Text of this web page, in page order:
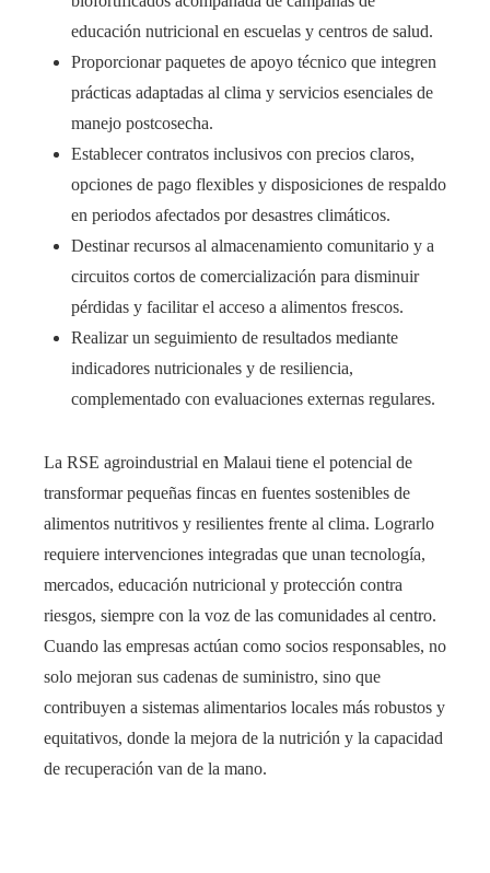
educación nutricional en escuelas y centros de salud.
Proporcionar paquetes de apoyo técnico que integren
prácticas adaptadas al clima y servicios esenciales de
manejo postcosecha.
Establecer contratos inclusivos con precios claros,
opciones de pago flexibles y disposiciones de respaldo
en periodos afectados por desastres climáticos.
Destinar recursos al almacenamiento comunitario y a
circuitos cortos de comercialización para disminuir
pérdidas y facilitar el acceso a alimentos frescos.
Realizar un seguimiento de resultados mediante
indicadores nutricionales y de resiliencia,
complementado con evaluaciones externas regulares.
La RSE agroindustrial en Malaui tiene el potencial de
transformar pequeñas fincas en fuentes sostenibles de
alimentos nutritivos y resilientes frente al clima. Lograrlo
requiere intervenciones integradas que unan tecnología,
mercados, educación nutricional y protección contra
riesgos, siempre con la voz de las comunidades al centro.
Cuando las empresas actúan como socios responsables, no
solo mejoran sus cadenas de suministro, sino que
contribuyen a sistemas alimentarios locales más robustos y
equitativos, donde la mejora de la nutrición y la capacidad
de recuperación van de la mano.